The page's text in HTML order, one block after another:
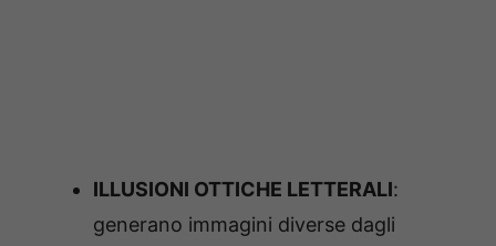
ILLUSIONI OTTICHE LETTERALI:
generano immagini diverse dagli